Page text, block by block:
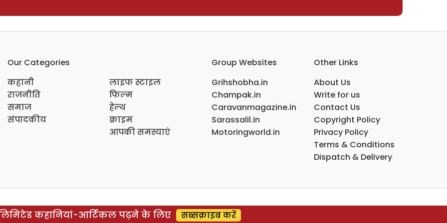
Our Categories
कहानी
राजनीति
समाज
संपादकीय
लाइफ स्टाइल
फिल्म
हेल्थ
क्राइम
आपकी समस्याएं
Group Websites
Grihshobha.in
Champak.in
Caravanmagazine.in
Sarassalil.in
Motoringworld.in
Other Links
About Us
Write for us
Contact Us
Copyright Policy
Privacy Policy
Terms & Conditions
Dispatch & Delivery
कहानियां-आर्टिकल पढ़ने के लिए सब्सक्राइब करें